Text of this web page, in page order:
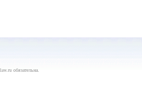
обязательна.